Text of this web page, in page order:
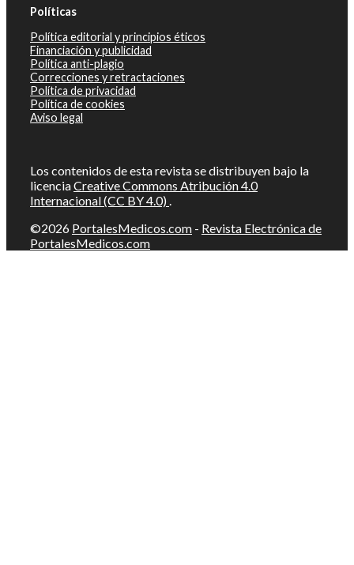
Políticas
Política editorial y principios éticos
Financiación y publicidad
Política anti-plagio
Correcciones y retractaciones
Política de privacidad
Política de cookies
Aviso legal
Los contenidos de esta revista se distribuyen bajo la
licenciaCreative Commons Atribución 4.0
Internacional (CC BY 4.0) .
©2026 PortalesMedicos.com - Revista Electrónica de
PortalesMedicos.com